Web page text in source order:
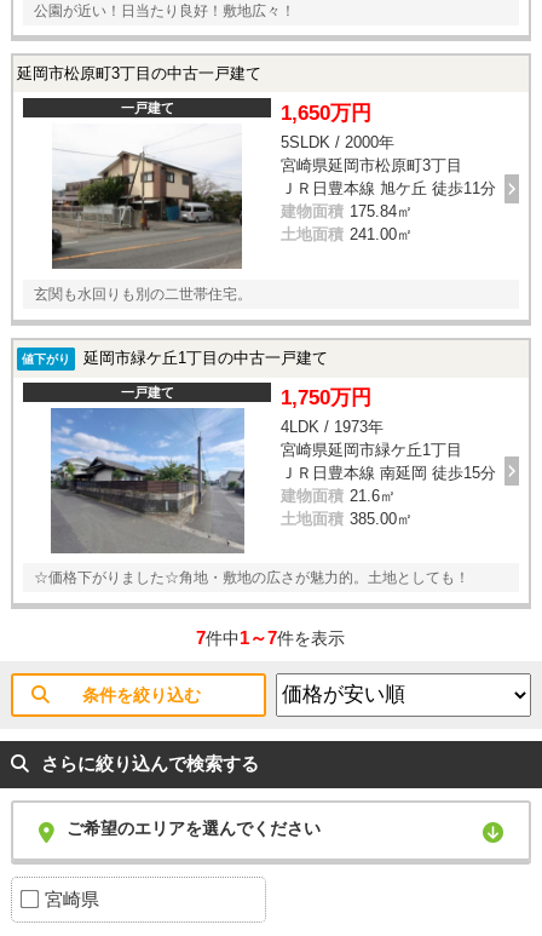
公園が近い！日当たり良好！敷地広々！
延岡市松原町3丁目の中古一戸建て
一戸建て 1,650万円
5SLDK / 2000年
宮崎県延岡市松原町3丁目
ＪＲ日豊本線 旭ケ丘 徒歩11分
建物面積 175.84㎡
土地面積 241.00㎡
玄関も水回りも別の二世帯住宅。
値下がり 延岡市緑ケ丘1丁目の中古一戸建て
一戸建て 1,750万円
4LDK / 1973年
宮崎県延岡市緑ケ丘1丁目
ＪＲ日豊本線 南延岡 徒歩15分
建物面積 21.6㎡
土地面積 385.00㎡
☆価格下がりました☆角地・敷地の広さが魅力的。土地としても！
7件中1～7件を表示
条件を絞り込む
さらに絞り込んで検索する
ご希望のエリアを選んでください
宮崎県